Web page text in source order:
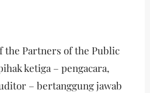
the Partners of the Public
ketiga – pengacara,
– bertanggung jawab